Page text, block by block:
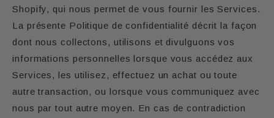
Shopify, qui nous permet de vous fournir les Services.
La présente Politique de confidentialité décrit la façon
dont nous collectons, utilisons et divulguons vos
informations personnelles lorsque vous accédez aux
Services, les utilisez, effectuez un achat ou toute
autre transaction, ou lorsque vous communiquez avec
nous par tout autre moyen. En cas de contradiction